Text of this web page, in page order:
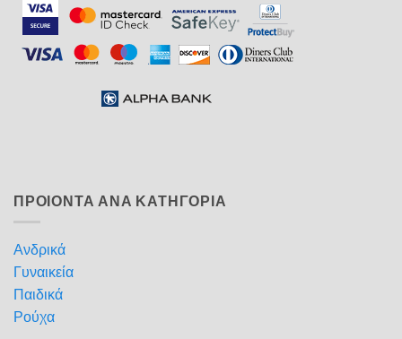
ΠΡΟΙΟΝΤΑ ΑΝΑ ΚΑΤΗΓΟΡΙΑ
Ανδρικά
Γυναικεία
Παιδικά
Ρούχα